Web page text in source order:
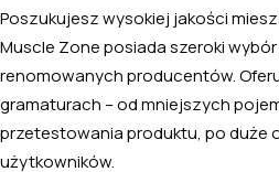
Poszukujesz wysokiej jakości
Muscle Zone posiada szeroki
renomowanych producentów.
gramaturach – od mniejszych
przetestowania produktu, po duże
użytkowników.